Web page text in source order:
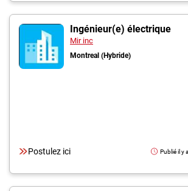
Ingénieur(e) électrique
Mir inc
Montreal (Hybride)
Postulez ici Publié il y